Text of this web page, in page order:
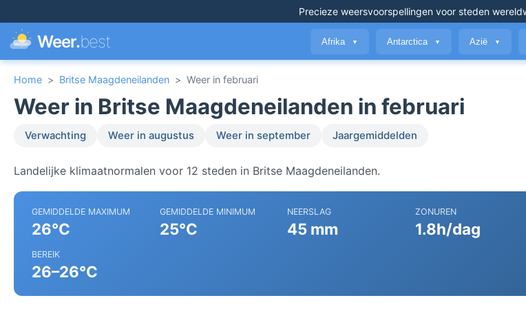
Precieze weersvoorspellingen voor steden
Weer.best Afrika ▼ Antarctica ▼ Azië ▼
Home > Britse Maagdeneilanden > Weer in februari
Weer in Britse Maagdeneilanden in februari
Verwachting Weer in augustus Weer in september Jaargemiddelden
Landelijke klimaatnormalen voor 12 steden in Britse Maagdeneilanden.
GEMIDDELDE MAXIMUM
26°C
GEMIDDELDE MINIMUM
25°C
NEERSLAG
45 mm
ZONUREN
1.8h/dag
BEREIK
26–26°C